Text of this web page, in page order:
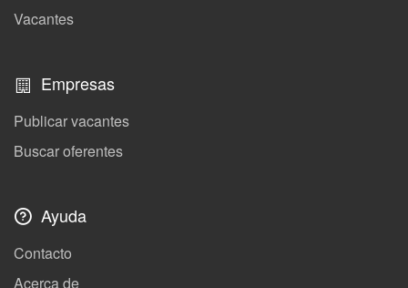
Vacantes
Empresas
Publicar vacantes
Buscar oferentes
Ayuda
Contacto
Acerca de